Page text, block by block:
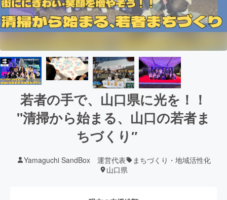
若者の手で、山口県に光を！！
"清掃から始まる、山口の若者ま
ちづくり″
Yamaguchi SandBox 運営代表
まちづくり・地域活性化
山口県